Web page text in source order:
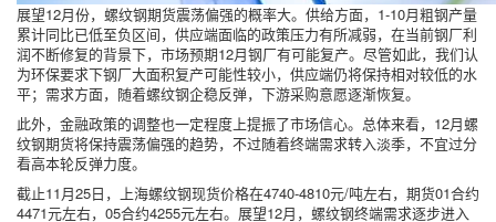
展望12月份，螺纹钢期货震荡偏强的概率大。供给方面，1-10月粗钢产量
累计同比已低至负区间，供应端面临的政策压力有所减弱，在当前钢厂利
润不断修复的背景下，市场预期12月钢厂有可能复产。尽管如此，我们认
为环保要求下钢厂大面积复产可能性较小，供应端仍将保持相对较低的水
平；需求方面，随着螺纹钢企稳反弹，下游采购意愿逐渐恢复。
此外，金融政策的调整也一定程度上提振了市场信心。总体来看，12月螺
纹钢期货将保持震荡偏强的趋势，不过随着终端需求转入淡季，不宜过分
看高本轮反弹力度。
截止11月25日，上海螺纹钢现货价格在4740-4810元/吨左右，期货01合约
4471元左右，05合约4255元左右。展望12月，螺纹钢终端需求逐步进入